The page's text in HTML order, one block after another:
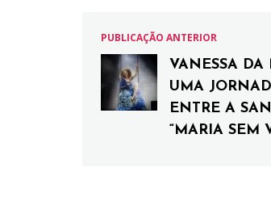
PUBLICAÇÃO ANTERIOR
VANESSA DA
UMA
ENTRE A
“MARIA SEM